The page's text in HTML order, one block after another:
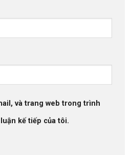
và trang web trong trình
kế tiếp của tôi.